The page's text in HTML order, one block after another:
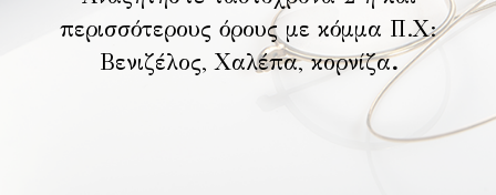
περισσότερους όρους με κόμμα Π.Χ:
Βενιζέλος, Χαλέπα, κορνίζα.